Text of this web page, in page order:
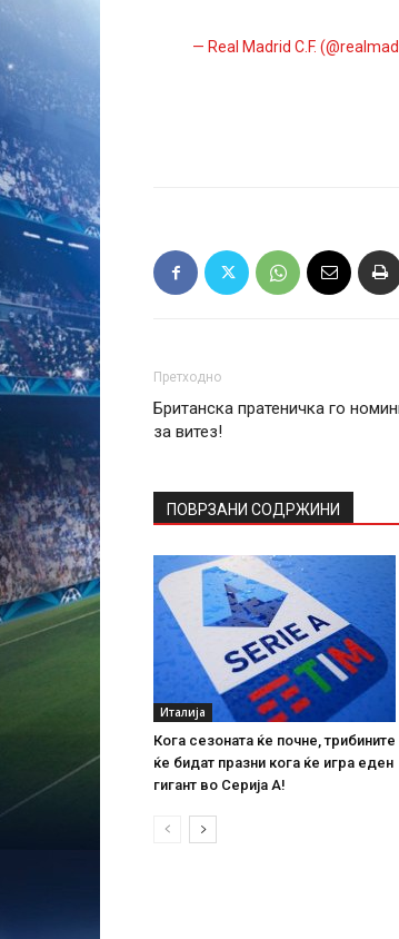
— Real Madrid C.F.
Претходно
Британска пратеничка го
за витез!
ПОВРЗАНИ СОДРЖИНИ
Италија
Кога сезоната ќе почне, трибините
ќе бидат празни кога ќе игра еден
гигант во Серија А!